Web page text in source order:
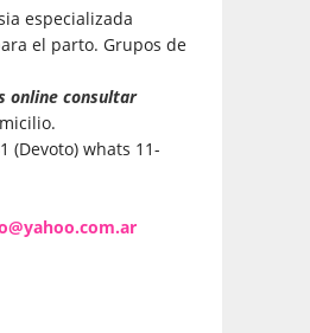
especializada
el parto. Grupos de
online consultar
(Devoto) whats 11-